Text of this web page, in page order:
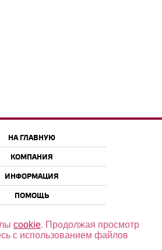
НА ГЛАВНУЮ
КОМПАНИЯ
ИНФОРМАЦИЯ
ПОМОЩЬ
cookie. Продолжая просмотр
с использованием файлов